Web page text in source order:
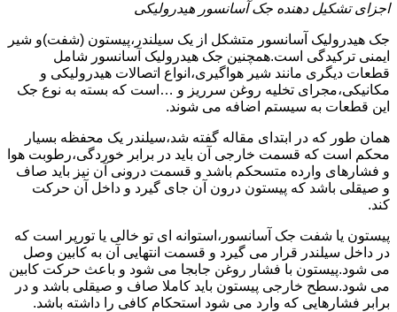
اجزای تشکیل دهنده جک آسانسور هیدرولیکی
جک هیدرولیک آسانسور متشکل از یک سیلندر،پیستون (شفت)و شیر
ایمنی ترکیدگی است.همچنین جک هیدرولیک آسانسور شامل
قطعات دیگری مانند شیر هواگیری،انواع اتصالات هیدرولیکی و
مکانیکی،مجرای تخلیه روغن سرریز و …است که بسته به نوع جک
این قطعات به سیستم اضافه می شوند.
همان طور که در ابتدای مقاله گفته شد،سیلندر یک محفظه بسیار
محکم است که قسمت خارجی آن باید در برابر خوردگی،رطوبت هوا
و فشارهای وارده متسحکم باشد و قسمت درونی آن نیز باید صاف
و صیقلی باشد که پیستون درون آن جای گیرد و داخل آن حرکت
کند.
پیستون یا شفت جک آسانسور،استوانه ای تو خالی یا تورپر است که
در داخل سیلندر قرار می گیرد و قسمت انتهایی آن به کابین وصل
می شود.پیستون با فشار روغن جابجا می شود و باعث حرکت کابین
می شود.سطح خارجی پیستون باید کاملا صاف و صیقلی باشد و در
برابر فشارهایی که وارد می شود استحکام کافی را داشته باشد.